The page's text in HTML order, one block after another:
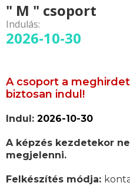
" M " csoport
Indulás:
2026-10-30
A csoport a
biztosan indul!
Indul: 2026-10-30
A képzés kezdetekor
megjelenni.
Felkészítés módja: